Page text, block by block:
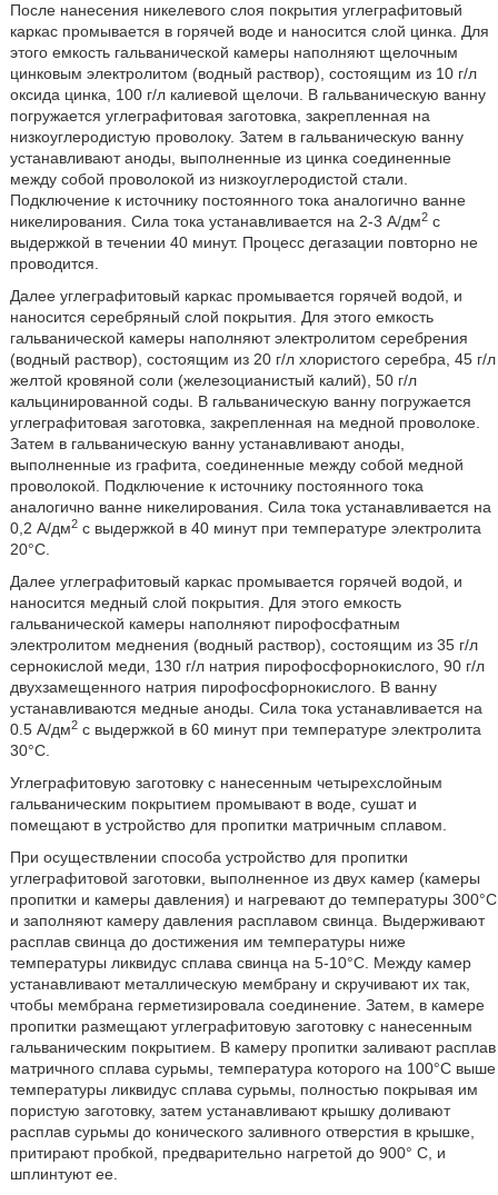
После нанесения никелевого слоя покрытия углеграфитовый
каркас промывается в горячей воде и наносится слой цинка. Для
этого емкость гальванической камеры наполняют щелочным
цинковым электролитом (водный раствор), состоящим из 10 г/л
оксида цинка, 100 г/л калиевой щелочи. В гальваническую ванну
погружается углеграфитовая заготовка, закрепленная на
низкоуглеродистую проволоку. Затем в гальваническую ванну
устанавливают аноды, выполненные из цинка соединенные
между собой проволокой из низкоуглеродистой стали.
Подключение к источнику постоянного тока аналогично ванне
никелирования. Сила тока устанавливается на 2-3 А/дм2с
выдержкой в течении 40 минут. Процесс дегазации повторно не
проводится.
Далее углеграфитовый каркас промывается горячей водой, и
наносится серебряный слой покрытия. Для этого емкость
гальванической камеры наполняют электролитом серебрения
(водный раствор), состоящим из 20 г/л хлористого серебра, 45 г/л
желтой кровяной соли (железоцианистый калий), 50 г/л
кальцинированной соды. В гальваническую ванну погружается
углеграфитовая заготовка, закрепленная на медной проволоке.
Затем в гальваническую ванну устанавливают аноды,
выполненные из графита, соединенные между собой медной
проволокой. Подключение к источнику постоянного тока
аналогично ванне никелирования. Сила тока устанавливается на
0,2 А/дм2с выдержкой в 40 минут при температуре электролита
20°С.
Далее углеграфитовый каркас промывается горячей водой, и
наносится медный слой покрытия. Для этого емкость
гальванической камеры наполняют пирофосфатным
электролитом меднения (водный раствор), состоящим из 35 г/л
сернокислой меди, 130 г/л натрия пирофосфорнокислого, 90 г/л
двухзамещенного натрия пирофосфорнокислого. В ванну
устанавливаются медные аноды. Сила тока устанавливается на
0.5 А/дм2с выдержкой в 60 минут при температуре электролита
30°С.
Углеграфитовую заготовку с нанесенным четырехслойным
гальваническим покрытием промывают в воде, сушат и
помещают в устройство для пропитки матричным сплавом.
При осуществлении способа устройство для пропитки
углеграфитовой заготовки, выполненное из двух камер (камеры
пропитки и камеры давления) и нагревают до температуры 300°С
и заполняют камеру давления расплавом свинца. Выдерживают
расплав свинца до достижения им температуры ниже
температуры ликвидус сплава свинца на 5-10°С. Между камер
устанавливают металлическую мембрану и скручивают их так,
чтобы мембрана герметизировала соединение. Затем, в камере
пропитки размещают углеграфитовую заготовку с нанесенным
гальваническим покрытием. В камеру пропитки заливают расплав
матричного сплава сурьмы, температура которого на 100°С выше
температуры ликвидус сплава сурьмы, полностью покрывая им
пористую заготовку, затем устанавливают крышку доливают
расплав сурьмы до конического заливного отверстия в крышке,
притирают пробкой, предварительно нагретой до 900° С, и
шплинтуют ее.